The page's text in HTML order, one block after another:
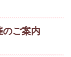
ご案内